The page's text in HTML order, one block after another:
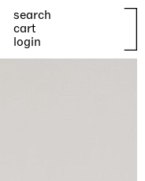
search
cart
login